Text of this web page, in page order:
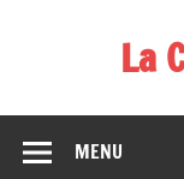
La
MENU